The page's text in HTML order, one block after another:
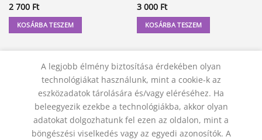
2 700 Ft
KOSÁRBA TESZEM
3 000 Ft
KOSÁRBA TESZEM
A legjobb élmény biztosítása érdekében olyan
technológiákat használunk, mint a cookie-k az
eszközadatok tárolására és/vagy eléréséhez. Ha
beleegyezik ezekbe a technológiákba, akkor olyan
adatokat dolgozhatunk fel ezen az oldalon, mint a
böngészési viselkedés vagy az egyedi azonosítók. A